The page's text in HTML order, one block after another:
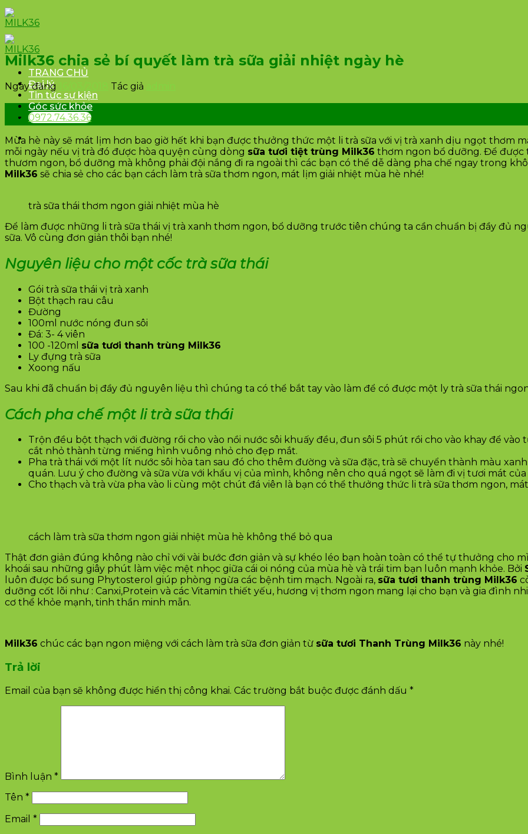
Skip
to
content
TRANG CHỦ
Đại lý
Tin tức sự kiện
Góc sức khỏe
0972.74.36.36
Milk36 chia sẻ bí quyết làm trà sữa giải nhiệt ngày hè
Ngày đăng Tác giả
Th3
Mùa hè này sẽ mát lịm hơn bao giờ hết khi bạn được thưởng thức một li trà sữa với vị trà xanh dịu ngọt thơm
mỗi ngày nếu vị trà đó được hòa quyện cùng dòng sữa tươi tiệt trùng Milk36 thơm ngon bổ dưỡng. Để
thươm ngon, bổ dưỡng mà không phải đội nắng đi ra ngoài thì các bạn có thể dễ dàng pha chế ngay trong
Milk36 sẽ chia sẻ cho các bạn cách làm trà sữa thơm ngon, mát lịm giải nhiệt mùa hè nhé!
trà sữa thái thơm ngon giải nhiệt mùa hè
Để làm được những li trà sữa thái vị trà xanh thơm ngon, bổ dưỡng trước tiên chúng ta cần chuẩn bị đầy đủ
sữa. Vô cùng đơn giản thôi bạn nhé!
Nguyên liệu cho một cốc trà sữa thái
Gói trà sữa thái vị trà xanh
Bột thạch rau câu
Đường
100ml nước nóng đun sôi
Đá: 3- 4 viên
100 -120ml sữa tươi thanh trùng Milk36
Ly đựng trà sữa
Xoong nấu
Sau khi đã chuẩn bị đầy đủ nguyên liệu thì chúng ta có thể bắt tay vào làm để có được một ly trà sữa thái
Cách pha chế một li trà sữa thái
Trộn đều bột thạch với đường rồi cho vào nồi nước sôi khuấy đều, đun sôi 5 phút rồi cho vào khay để vào
cắt nhỏ thành từng miếng hình vuông nhỏ cho đẹp mắt.
Pha trà thái với một lít nước sôi hòa tan sau đó cho thêm đường và sữa đặc, trà sẽ chuyển thành màu
quán. Lưu ý cho đường và sữa vừa với khẩu vị của mình, không nên cho quá ngọt sẽ làm đi vị tươi mát của
Cho thạch và trà vừa pha vào li cùng một chút đá viên là bạn có thể thưởng thức li trà sữa thơm ngon,
cách làm trà sữa thơm ngon giải nhiệt mùa hè không thể bỏ qua
Thật đơn giản đúng không nào chỉ với vài bước đơn giản và sự khéo léo bạn hoàn toàn có thể tự thưởng cho
khoái sau những giây phút làm việc mệt nhọc giữa cái oi nóng của mùa hè và trái tim bạn luôn mạnh khỏe. Bởi
luôn được bổ sung Phytosterol giúp phòng ngừa các bệnh tim mạch. Ngoài ra, sữa tươi thanh trùng Milk36
dưỡng cốt lõi như : Canxi,Protein và các Vitamin thiết yếu, hương vị thơm ngon mang lại cho bạn và gia đình
cơ thể khỏe mạnh, tinh thần minh mẫn.
Milk36 chúc các bạn ngon miệng với cách làm trà sữa đơn giản từ sữa tươi Thanh Trùng Milk36 này nhé!
Trả lời
Email của bạn sẽ không được hiển thị công khai. Các trường bắt buộc được đánh dấu *
Bình luận *
Tên *
Email *